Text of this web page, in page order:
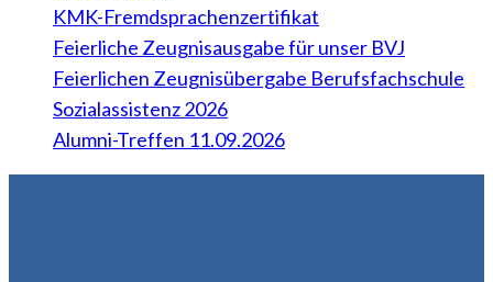
KMK-Fremdsprachenzertifikat
Feierliche Zeugnisausgabe für unser BVJ
Feierlichen Zeugnisübergabe Berufsfachschule
Sozialassistenz 2026
Alumni-Treffen 11.09.2026